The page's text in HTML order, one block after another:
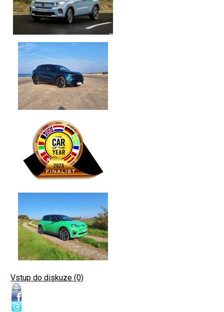
Vstup do diskuze (0)